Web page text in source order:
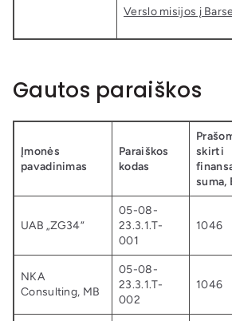
Verslo misijos į
Gautos paraiškos
Įmonės
pavadinimas
Paraiškos
kodas
skirti
suma,
UAB „ZG34“
05-08-
23.3.1.T-
001
1046
NKA
Consulting, MB
05-08-
23.3.1.T-
002
1046